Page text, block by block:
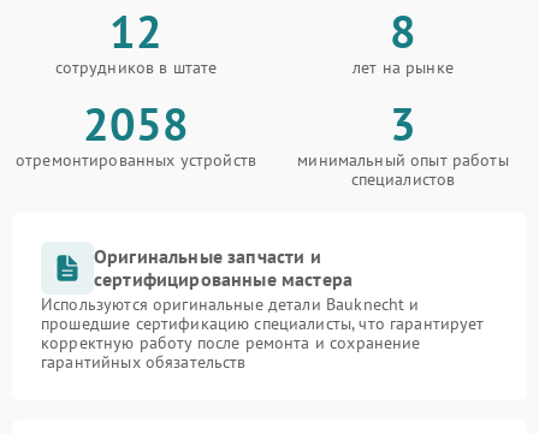
12
сотрудников в штате
8
лет на рынке
2058
отремонтированных устройств
3
минимальный опыт работы
специалистов
Оригинальные запчасти и
сертифицированные мастера
Используются оригинальные детали Bauknecht и
прошедшие сертификацию специалисты, что гарантирует
корректную работу после ремонта и сохранение
гарантийных обязательств